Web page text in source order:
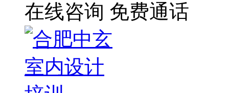
在线咨询 免费通话